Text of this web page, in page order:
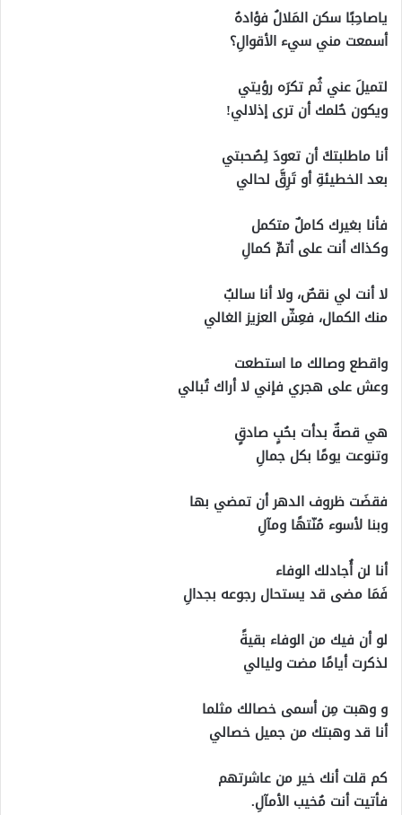
ياصاحِبًا سكن المَلالُ فؤادهُ
‏أسمعت مني سيء الأقوالِ؟
‏لتميلَ عني ثُم تكرَه رؤيتي
‏ويكون حُلمك أن ترى إذلالي!
‏أنا ماطلبتكَ أن تعودَ لِصُحبتي
‏بعد الخطيئةِ أو تَرِقَّ لحالي
‏فأنا بغيرك كاملٌ متكمل
‏وكذاك أنت على أتمِّ كمالِ
‏لا أنت لي نقصٌ، ولا أنا سالبٌ
‏منك الكمال، فعِشّ العزيز الغالي
‏واقطع وصالك ما استطعت
‏وعش على هجري فإني لا أراك تُبالي
‏هي قصةٌ بدأت بحُبٍ صادقٍ
‏وتنوعت يومًا بكل جمالِ
‏فقضَت ظروف الدهر أن تمضي بها
‏وبنا لأسوء مُنّتهًا ومآلِ
أنا لن أُجادلك الوفاء
‏فَمَا مضى قد يستحال رجوعه بجدالِ
‏لو أن فيك من الوفاء بقيةً
‏لذكرت أيامًا مضت وليالي
‏و وهبت مِن أسمى خصالك مثلما
‏أنا قد وهبتك من جميل خصالي
‏كم قلت أنك خير من عاشرتهم
‏فأتيت أنت مُخيب الأمآلِ.